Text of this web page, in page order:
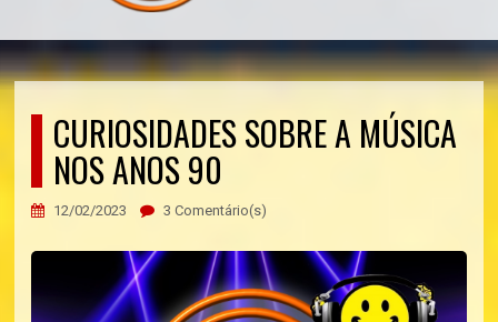
CURIOSIDADES SOBRE A MÚSICA
NOS ANOS 90
12/02/2023 3 Comentário(s)